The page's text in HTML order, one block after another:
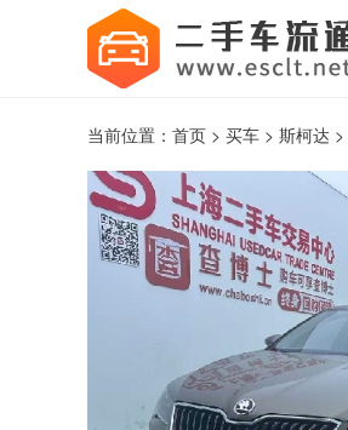
当前位置： 首页 > 买车 > 斯柯达 >